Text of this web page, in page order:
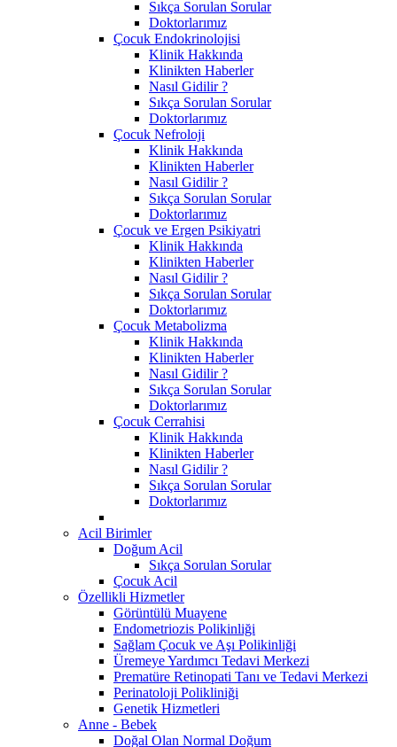
Sıkça Sorulan Sorular
Doktorlarımız
Çocuk Endokrinolojisi
Klinik Hakkında
Klinikten Haberler
Nasıl Gidilir ?
Sıkça Sorulan Sorular
Doktorlarımız
Çocuk Nefroloji
Klinik Hakkında
Klinikten Haberler
Nasıl Gidilir ?
Sıkça Sorulan Sorular
Doktorlarımız
Çocuk ve Ergen Psikiyatri
Klinik Hakkında
Klinikten Haberler
Nasıl Gidilir ?
Sıkça Sorulan Sorular
Doktorlarımız
Çocuk Metabolizma
Klinik Hakkında
Klinikten Haberler
Nasıl Gidilir ?
Sıkça Sorulan Sorular
Doktorlarımız
Çocuk Cerrahisi
Klinik Hakkında
Klinikten Haberler
Nasıl Gidilir ?
Sıkça Sorulan Sorular
Doktorlarımız
Acil Birimler
Doğum Acil
Sıkça Sorulan Sorular
Çocuk Acil
Özellikli Hizmetler
Görüntülü Muayene
Endometriozis Polikinliği
Sağlam Çocuk ve Aşı Polikinliği
Üremeye Yardımcı Tedavi Merkezi
Prematüre Retinopati Tanı ve Tedavi Merkezi
Perinatoloji Polikliniği
Genetik Hizmetleri
Anne - Bebek
Doğal Olan Normal Doğum